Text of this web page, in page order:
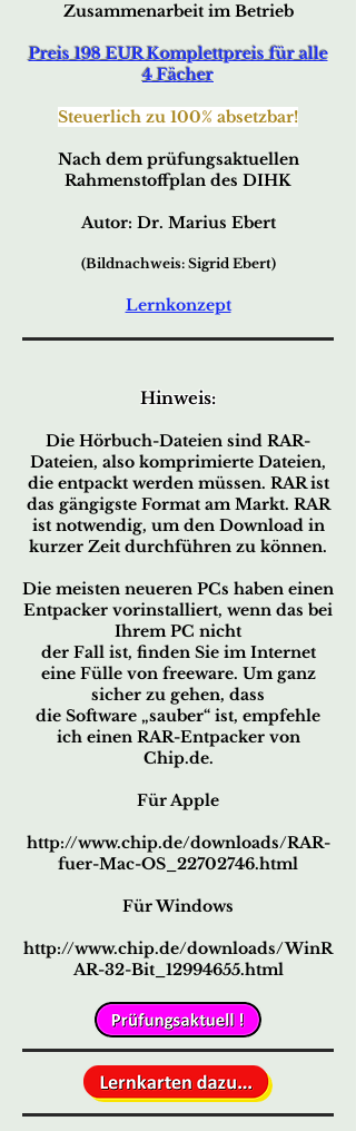
Zusammenarbeit im Betrieb
Preis 198 EUR Komplettpreis für alle
4 Fächer
Steuerlich zu 100% absetzbar!
Nach dem prüfungsaktuellen
Rahmenstoffplan des DIHK
Autor: Dr. Marius Ebert
(Bildnachweis: Sigrid Ebert)
Lernkonzept
Hinweis:
Die Hörbuch-Dateien sind RAR-
Dateien, also komprimierte Dateien,
die entpackt werden müssen. RAR ist
das gängigste Format am Markt. RAR
ist notwendig, um den Download in
kurzer Zeit durchführen zu können.
Die meisten neueren PCs haben einen
Entpacker vorinstalliert, wenn das bei
Ihrem PC nicht
der Fall ist, finden Sie im Internet
eine Fülle von freeware. Um ganz
sicher zu gehen, dass
die Software „sauber“ ist, empfehle
ich einen RAR-Entpacker von
Chip.de.
Für Apple
http://www.chip.de/downloads/RAR-
fuer-Mac-OS_22702746.html
Für Windows
http://www.chip.de/downloads/WinR
AR-32-Bit_12994655.html